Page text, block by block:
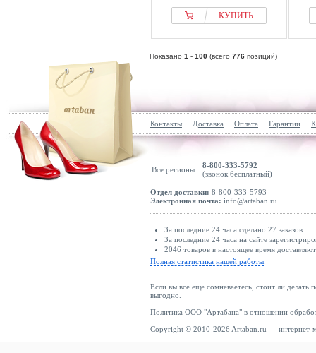
КУПИТЬ
Показано 1 - 100 (всего 776 позиций)
Контакты Доставка Оплата Гарантии
Все регионы
8-800-333-5792
(звонок бесплатный)
Отдел доставки: 8-800-333-5793
Электронная почта: info@artaban.ru
За последние 24 часа сделано 27 заказов.
За последние 24 часа на сайте
2046 товаров в настоящее время
Полная статистика нашей работы
Если вы все еще сомневаетесь, стоит ли делать
выгодно.
Политика ООО "Артабана" в отношении
Copyright © 2010-2026 Artaban.ru — интернет-